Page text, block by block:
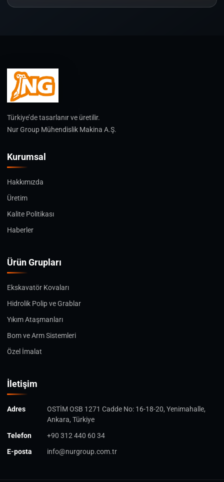
Türkiye’de tasarlanır ve üretilir.
Nur Group Mühendislik Makina A.Ş.
Kurumsal
Hakkımızda
Üretim
Kalite Politikası
Haberler
Ürün Grupları
Ekskavatör Kovaları
Hidrolik Polip ve Grablar
Yıkım Ataşmanları
Bom ve Arm Sistemleri
Özel İmalat
İletişim
Adres
OSTİM OSB 1271 Cadde No: 16-18-20, Yenimahalle,
Ankara, Türkiye
Telefon
+90 312 440 60 34
E-posta
info@nurgroup.com.tr